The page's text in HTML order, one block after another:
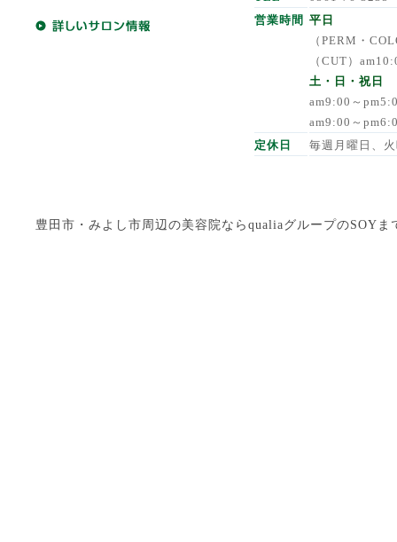
営業時間 平日
（PERM・
（CUT）
土・日・祝日
am9:00～
am9:00～
定休日
毎週月曜日、
豊田市・みよし市周辺の美容院ならqualiaグループのSOY